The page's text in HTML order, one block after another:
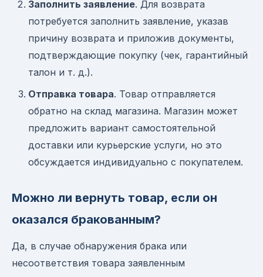
Заполнить заявление. Для возврата
потребуется заполнить заявление, указав
причину возврата и приложив документы,
подтверждающие покупку (чек, гарантийный
талон и т. д.).
Отправка товара. Товар отправляется
обратно на склад магазина. Магазин может
предложить вариант самостоятельной
доставки или курьерские услуги, но это
обсуждается индивидуально с покупателем.
Можно ли вернуть товар, если он
оказался бракованным?
Да, в случае обнаружения брака или
несоответствия товара заявленным